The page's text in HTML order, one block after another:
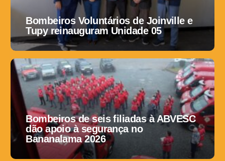
Bombeiros Voluntários de Joinville e
Tupy reinauguram Unidade 05
Bombeiros de seis filiadas à ABVESC
dão apoio à segurança no
Bananalama 2026